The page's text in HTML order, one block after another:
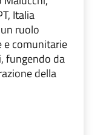
Italia
ruolo
e comunitarie
fungendo da
della